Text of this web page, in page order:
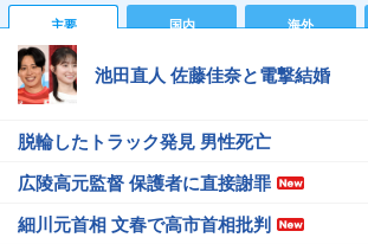
主要 国内 海外
池田直人 佐藤佳奈と電撃結婚
脱輪したトラック発見 男性死亡
広陵高元監督 保護者に直接謝罪
細川元首相 文春で高市首相批判